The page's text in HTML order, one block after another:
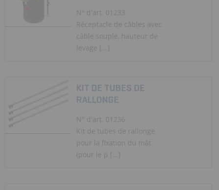
N° d'art. 01233
Réceptacle de câbles avec
câble souple, hauteur de
levage [...]
KIT DE TUBES DE
RALLONGE
N° d'art. 01236
Kit de tubes de rallonge
pour la fixation du mât
(pour le p [...]